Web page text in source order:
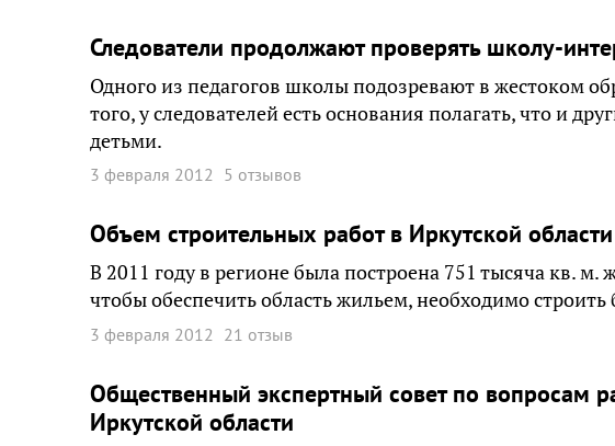
Следователи продолжают проверять школу-
Одного из педагогов школы подозревают в жестоком
того, у следователей есть основания полагать, что и
детьми.
3 февраля 2012 5 отзывов
Объем строительных работ в Иркутской
В 2011 году в регионе была построена 751 тысяча кв.
чтобы обеспечить область жильем, необходимо
3 февраля 2012 21 отзыв
Общественный экспертный совет по вопросам
Иркутской области